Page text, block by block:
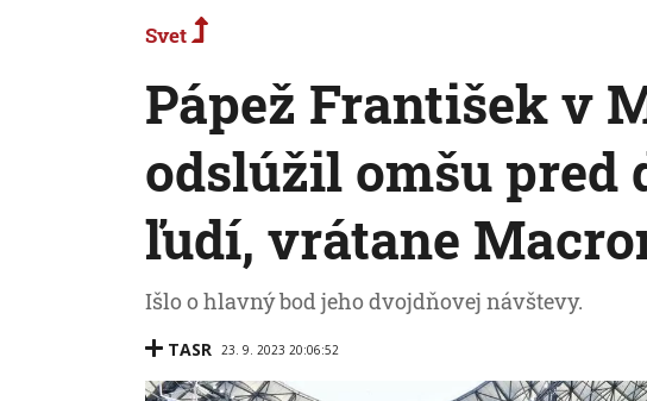
Svet
Pápež František v
odslúžil omšu pred
ľudí, vrátane
Išlo o hlavný bod jeho dvojdňovej návštevy.
TASR 23. 9. 2023 20:06:52